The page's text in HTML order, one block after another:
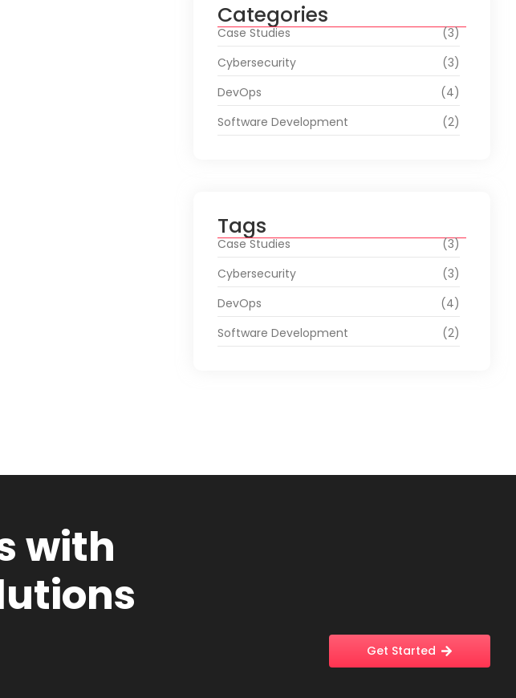
Categories
Case Studies
(3)
Cybersecurity
(3)
DevOps
(4)
Software Development
(2)
Tags
Case Studies
(3)
Cybersecurity
(3)
DevOps
(4)
Software Development
(2)
with
Get Started